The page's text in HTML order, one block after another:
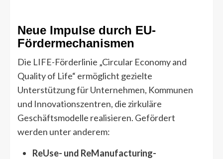
Neue Impulse durch EU-
Fördermechanismen
Die LIFE-Förderlinie „Circular Economy and
Quality of Life“ ermöglicht gezielte
Unterstützung für Unternehmen, Kommunen
und Innovationszentren, die zirkuläre
Geschäftsmodelle realisieren. Gefördert
werden unter anderem:
ReUse- und ReManufacturing-